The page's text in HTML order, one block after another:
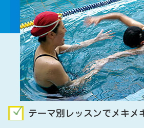
テーマ別レッスンでメキメ